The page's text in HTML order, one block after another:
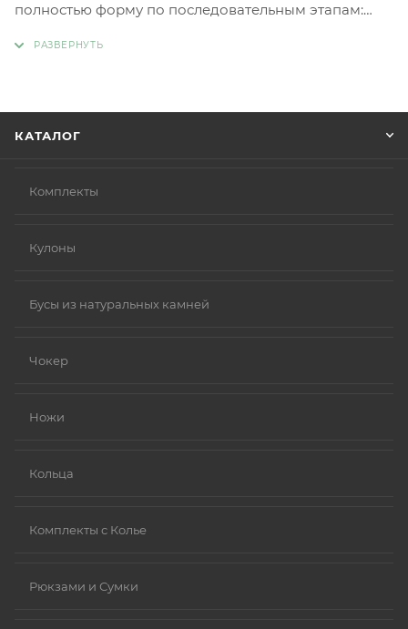
полностью форму по последовательным этапам:
КАТАЛОГ
Комплекты
Кулоны
Бусы из натуральных камней
Чокер
Ножи
Кольца
Комплекты с Колье
Рюкзами и Сумки